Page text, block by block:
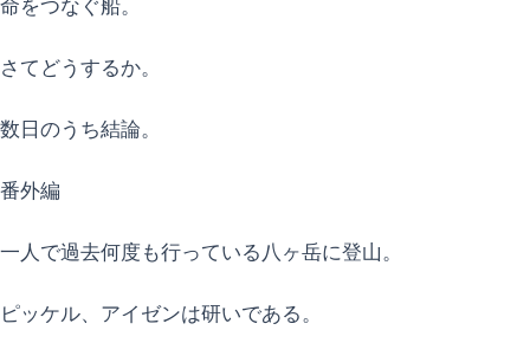
命をつなぐ船。
さてどうするか。
数日のうち結論。
番外編
一人で過去何度も行っている八ヶ岳に登山。
ピッケル、アイゼンは研いである。